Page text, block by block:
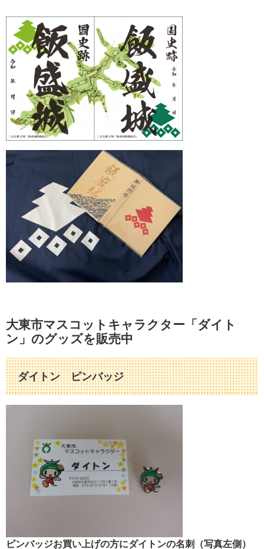
大東市マスコットキャラクター「ダイト
ン」のグッズを販売中
ダイトン ピンバッジ
ピンバッジお買い上げの方にダイトンの名刺（写真左側）